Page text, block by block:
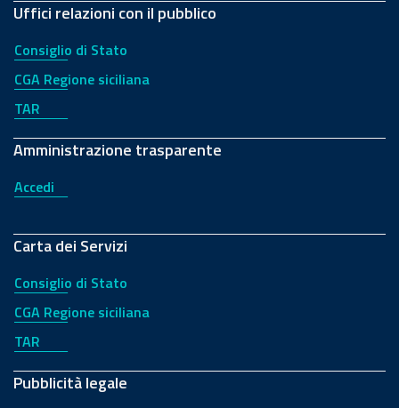
Uffici relazioni con il pubblico
Consiglio di Stato
CGA Regione siciliana
TAR
Amministrazione trasparente
Accedi
Carta dei Servizi
Consiglio di Stato
CGA Regione siciliana
TAR
Pubblicità legale